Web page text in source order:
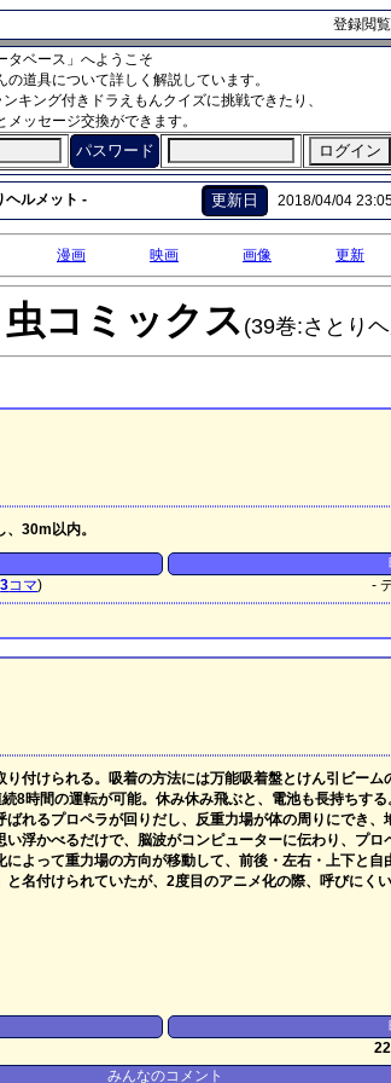
登録閲
タベース」へようこそ
道具について詳しく解説しています。
キング付きドラえもんクイズに挑戦できたり、
メッセージ交換ができます。
パスワード
ヘルメット - 更新日 2018/04/04
漫画 映画 画像 更新
コミックス (39巻:さとり
30m以内。
3コマ)
-
付けられる。吸着の方法には万能吸着盤とけん引ビーム
8時間の運転が可能。休み休み飛ぶと、電池も長持ちする
れるプロペラが回りだし、反重力場が体の周りにでき、
浮かべるだけで、脳波がコンピューターに伝わり、プロ
よって重力場の方向が移動して、前後・左右・上下と自
名付けられていたが、2度目のアニメ化の際、呼びにく
22
みんなのコメント